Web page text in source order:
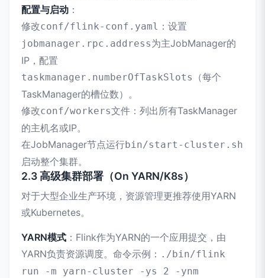
配置与启动 ：
修改conf/flink-conf.yaml ：设置
jobmanager.rpc.address为主JobManager的
IP，配置
taskmanager.numberOfTaskSlots
（每个
TaskManager的槽位数）。
修改conf/workers文件：列出所有TaskManager
的主机名或IP。
在JobManager节点运行bin/start-cluster.sh
启动整个集群。
2.3 高级集群部署（On YARN/K8s）
对于大型企业生产环境，资源管理更推荐使用YARN
或Kubernetes。
YARN模式 ：Flink作为YARN的一个应用提交，由
YARN负责资源调度。命令示例： ./bin/flink
run -m yarn-cluster -ys 2 -ynm